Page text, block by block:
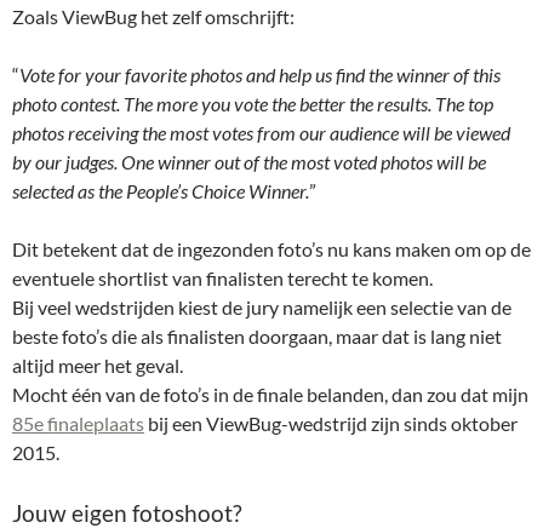
Zoals ViewBug het zelf omschrijft:
“Vote for your favorite photos and help us find the winner of this
photo contest. The more you vote the better the results. The top
photos receiving the most votes from our audience will be viewed
by our judges. One winner out of the most voted photos will be
selected as the People’s Choice Winner.”
Dit betekent dat de ingezonden foto’s nu kans maken om op de
eventuele shortlist van finalisten terecht te komen.
Bij veel wedstrijden kiest de jury namelijk een selectie van de
beste foto’s die als finalisten doorgaan, maar dat is lang niet
altijd meer het geval.
Mocht één van de foto’s in de finale belanden, dan zou dat mijn
85e finaleplaats bij een ViewBug-wedstrijd zijn sinds oktober
2015.
Jouw eigen fotoshoot?